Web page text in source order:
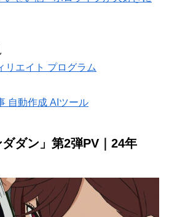
エイト プログラム
自動作成 AIツール
ダン」第2弾PV｜24年